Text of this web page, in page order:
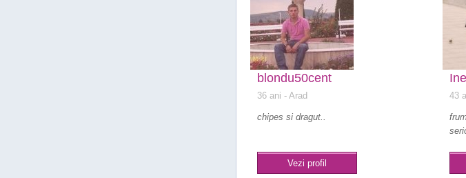
blondu50cent
36 ani - Arad
chipes si dragut..
Vezi profil
43